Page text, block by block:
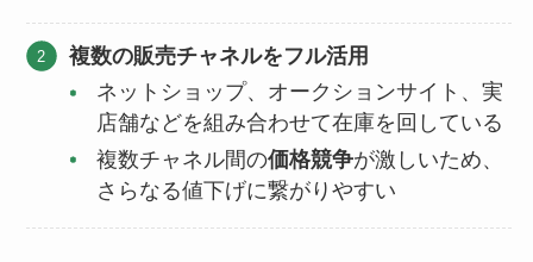
複数の販売チャネルをフル活用
ネットショップ、オークションサイト、実
店舗などを組み合わせて在庫を回している
複数チャネル間の価格競争が激しいため、
さらなる値下げに繋がりやすい